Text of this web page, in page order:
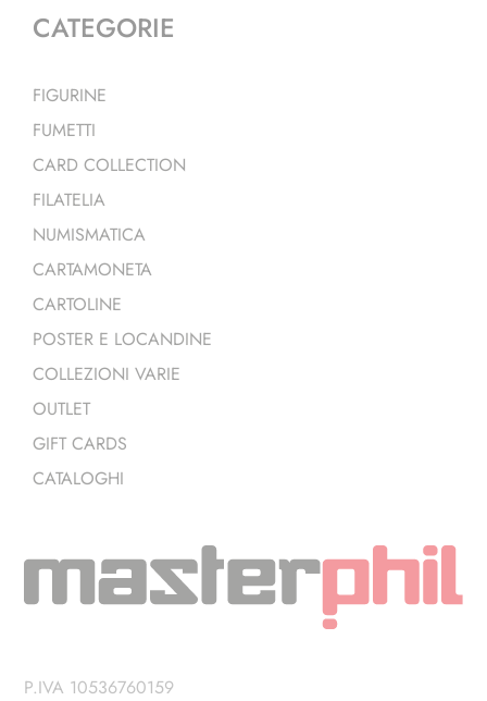
CATEGORIE
FIGURINE
FUMETTI
CARD COLLECTION
FILATELIA
NUMISMATICA
CARTAMONETA
CARTOLINE
POSTER E LOCANDINE
COLLEZIONI VARIE
OUTLET
GIFT CARDS
CATALOGHI
P.IVA 10536760159